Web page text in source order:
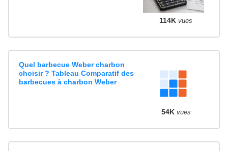
114K vues
Quel barbecue Weber charbon
choisir ? Tableau Comparatif des
barbecues à charbon Weber
54K vues